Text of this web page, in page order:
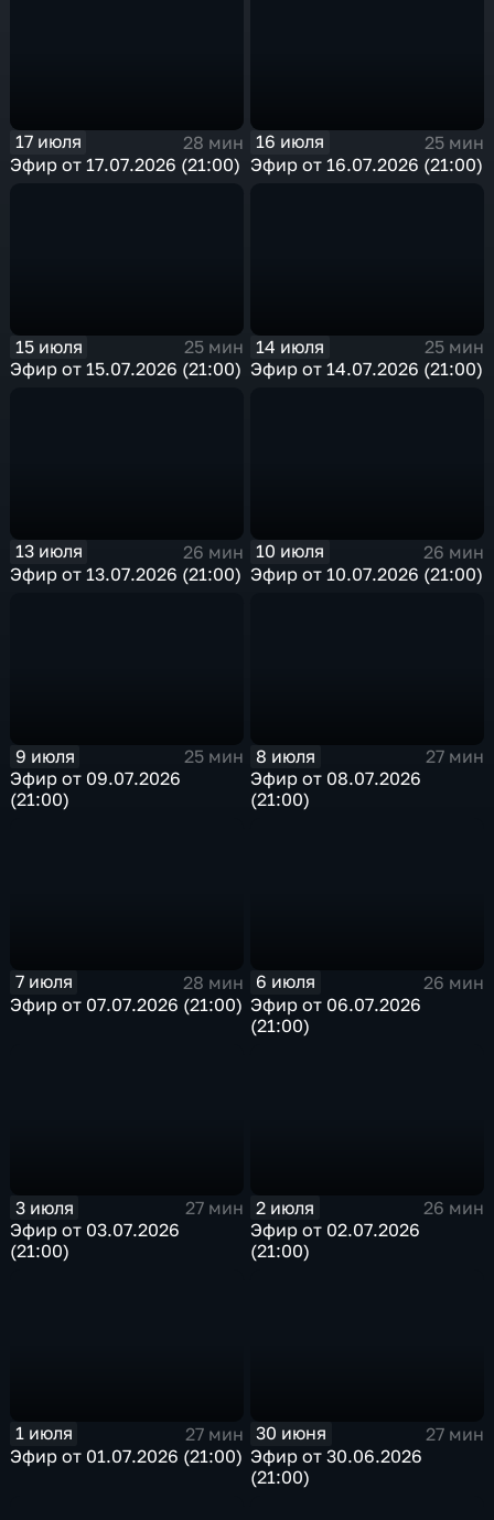
17 июля
28 мин
Эфир от 17.07.2026 (21:00)
16 июля
25 мин
Эфир от 16.07.2026 (21:00)
15 июля
25 мин
Эфир от 15.07.2026 (21:00)
14 июля
25 мин
Эфир от 14.07.2026 (21:00)
13 июля
26 мин
Эфир от 13.07.2026 (21:00)
10 июля
26 мин
Эфир от 10.07.2026 (21:00)
9 июля
25 мин
Эфир от 09.07.2026
(21:00)
8 июля
27 мин
Эфир от 08.07.2026
(21:00)
7 июля
28 мин
Эфир от 07.07.2026 (21:00)
6 июля
26 мин
Эфир от 06.07.2026
(21:00)
3 июля
27 мин
Эфир от 03.07.2026
(21:00)
2 июля
26 мин
Эфир от 02.07.2026
(21:00)
1 июля
27 мин
Эфир от 01.07.2026 (21:00)
30 июня
27 мин
Эфир от 30.06.2026
(21:00)